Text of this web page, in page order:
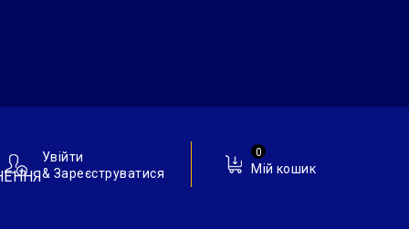
Мій кошик
0
Увійти
& Зареєструватися